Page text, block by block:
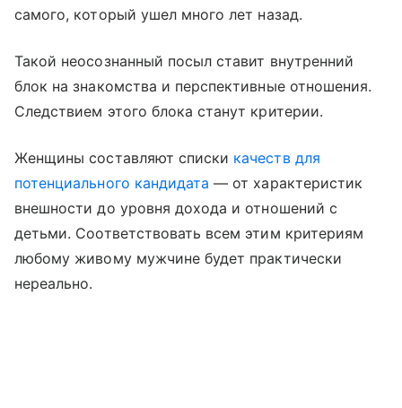
самого, который ушел много лет назад.
Такой неосознанный посыл ставит внутренний
блок на знакомства и перспективные отношения.
Следствием этого блока станут критерии.
Женщины составляют списки качеств для
потенциального кандидата — от характеристик
внешности до уровня дохода и отношений с
детьми. Соответствовать всем этим критериям
любому живому мужчине будет практически
нереально.